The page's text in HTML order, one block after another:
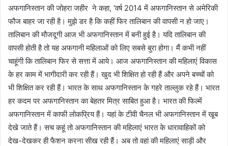
अफगानिस्तान की जोहरा जहीर ने कहा, ‘वर्ष 2014 में अफगानिस्तान से अमेरिकी
फौज बाहर जा रही है। मुझे डर है कि कहीं फिर तालिबान की वापसी न हो जाए।
तालिबान की मौजदूगी आज भी अफगानिस्तान में बनी हुई है। यदि तालिबान की
वापसी होती है तो यह अफगानी महिलाओं को लिए सबसे बुरा होगा। मैं कभी नहीं
चाहूंगी कि तालिबान फिर से सत्ता में आये। आज अफगानिस्तान की महिलाएं विकास
के हर काम में भागीदारी कर रही हैं। खुद भी शिक्षित हो रही हैं और अपने बच्चों को
भी शिक्षित कर रही हैं। भारत के साथ अफगानिस्तान के गहरे ताल्लुक रहे हैं। भारत
हर कदम पर अफगानिस्तान का बेहतर मित्र साबित हुआ है। भारत की फिल्में
अफगानिस्तान में काफी लोकप्रिय हैं। यहां के टीवी चैनल भी अफगानिस्तान में खूब
देखे जाते हैं। सच कहूं तो अफगानिस्तान की महिलाएं भारत के धारावाहिकों को
देख-देखकर ही फैशन करना सीख रही हैं। अब तो वहां की महिलाएं साड़ी और